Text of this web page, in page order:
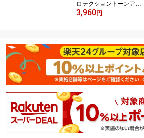
ロテクショントーンアッ
プ ローズ(30ml)【lvp】
3,960 円